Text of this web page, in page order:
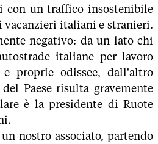
con un traffico insostenibile
vacanzieri italiani e stranieri.
negativo: da un lato chi
italiane per lavoro
proprie odissee, dall'altro
Paese risulta gravemente
è la presidente di Ruote
nostro associato, partendo